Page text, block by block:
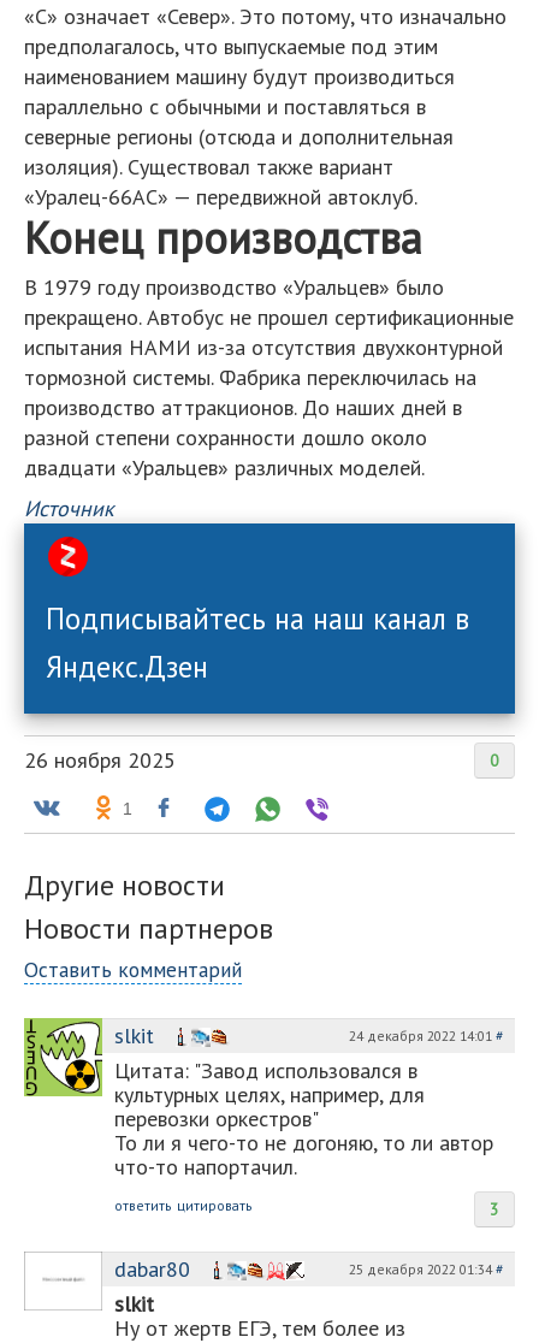
«С» означает «Север». Это потому, что изначально
предполагалось, что выпускаемые под этим
наименованием машину будут производиться
параллельно с обычными и поставляться в
северные регионы (отсюда и дополнительная
изоляция). Существовал также вариант
«Уралец-66АС» — передвижной автоклуб.
Конец производства
В 1979 году производство «Уральцев» было
прекращено. Автобус не прошел сертификационные
испытания НАМИ из-за отсутствия двухконтурной
тормозной системы. Фабрика переключилась на
производство аттракционов. До наших дней в
разной степени сохранности дошло около
двадцати «Уральцев» различных моделей.
Источник
Подписывайтесь на наш канал в
Яндекс.Дзен
0
26 ноября 2025
1
Другие новости
Новости партнеров
Оставить комментарий
slkit 24 декабря 2022 14:01 #
Цитата: "Завод использовался в
культурных целях, например, для
перевозки оркестров"
То ли я чего-то не догоняю, то ли автор
что-то напортачил.
3
ответить цитировать
dabar80 25 декабря 2022 01:34#
slkit
Ну от жертв ЕГЭ, тем более из